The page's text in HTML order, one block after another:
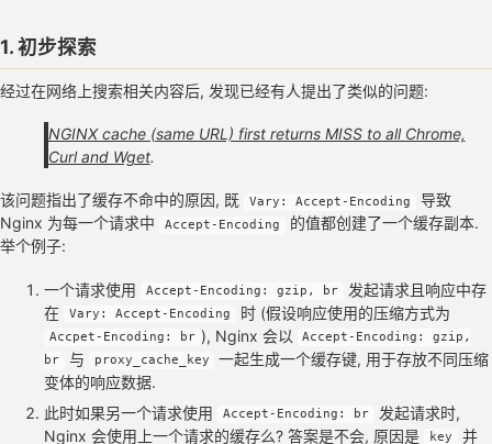
1. 初步探索
经过在网络上搜索相关内容后, 发现已经有人提出了类似的问题:
NGINX cache (same URL) first returns MISS to all Chrome,
Curl and Wget.
该问题指出了缓存不命中的原因, 既 Vary: Accept-Encoding
导致
Nginx 为每一个请求中
Accept-Encoding
的值都创建了一个缓存副本.
举个例子:
一个请求使用 Accept-Encoding: gzip, br
发起请求且响应中存
在
Vary: Accept-Encoding 时 (假设响应使用的压缩方式为
Accpet-Encoding: br ), Nginx 会以
Accept-Encoding: gzip,
br
与 proxy_cache_key
一起生成一个缓存键, 用于存放不同压缩
变体的响应数据.
此时如果另一个请求使用
Accept-Encoding: br
发起请求时,
Nginx 会使用上一个请求的缓存么? 答案是不会, 原因是
key
并